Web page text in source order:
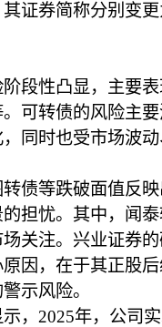
证券简称分别变
段性凸显，主要表
可转债的风险主
同时也受市场波
债等跌破面值反映
担忧。其中，闻
关注。兴业证券
因，在于其正股
示风险。
，2025年，公司